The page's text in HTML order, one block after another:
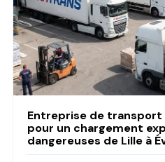
Entreprise de
pour un chargement
dangereuses de Lille à